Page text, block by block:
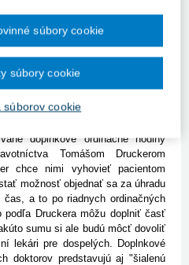
iba dve tretiny potrebnej
zástupcovia všeobecných
praktického lekárstva
Nevidia problém v politickej
doplnkové ordinačné hodiny
Tomášom Druckerom
chce nimi vyhovieť pacientom
možnosť objednať sa za úhradu
čas, a to po riadnych ordinačných
podľa Druckera môžu doplniť časť
sumu si ale budú môcť dovoliť
lekári pre dospelých. Doplnkové
doktorov predstavujú aj "šialenú
súborov cookie
súbory cookie
súbory cookie